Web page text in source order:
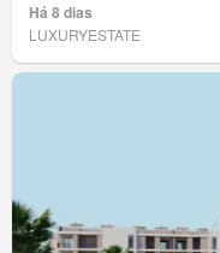
Há 8 dias
LUXURYESTATE